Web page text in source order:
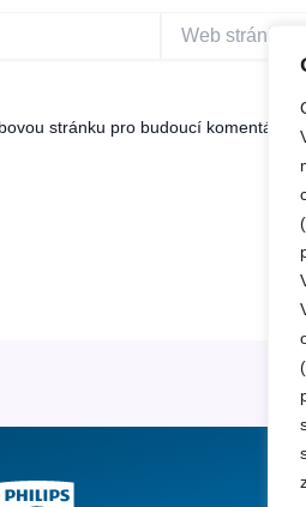
stránky
stránku pro budoucí komentáře.